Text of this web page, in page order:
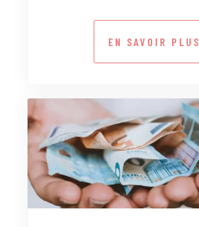
EN SAVOIR PLUS